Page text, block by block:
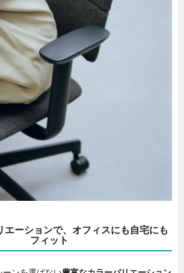
エーションで、オフィスにも自宅にも
フィット